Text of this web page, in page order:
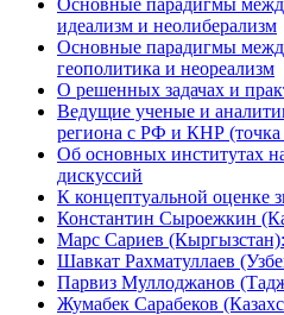
Основные парадигмы
идеализм и неолиберализм
Основные парадигмы
геополитика и неореализм
О решенных задачах и
Ведущие ученые и
региона с РФ и КНР (точка
Об основных институтах
дискуссий
К концептуальной оценке
Константин Сыроежкин
Марс Сариев
Шавкат Рахматуллаев
Парвиз Муллоджанов
Жумабек Сарабеков